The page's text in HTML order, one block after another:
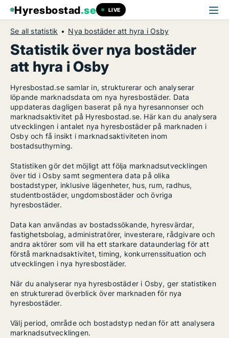
Hyresbostad.se LIVE
Se all statistik Nya bostäder att hyra i Osby
Statistik över nya bostäder
att hyra i Osby
Hyresbostad.se samlar in, strukturerar och analyserar
löpande marknadsdata om nya hyresbostäder. Data
uppdateras dagligen baserat på nya hyresannonser och
marknadsaktivitet på Hyresbostad.se. Här kan du analysera
utvecklingen i antalet nya hyresbostäder på marknaden i
Osby och få insikt i marknadsaktiviteten inom
bostadsuthyrning.
Statistiken gör det möjligt att följa marknadsutvecklingen
över tid i Osby samt segmentera data på olika
bostadstyper, inklusive lägenheter, hus, rum, radhus,
studentbostäder, ungdomsbostäder och övriga
hyresbostäder.
Data kan användas av bostadssökande, hyresvärdar,
fastighetsbolag, administratörer, investerare, rådgivare och
andra aktörer som vill ha ett starkare dataunderlag för att
förstå marknadsaktivitet, timing, konkurrenssituation och
utvecklingen i nya hyresbostäder.
När du analyserar nya hyresbostäder i Osby, ger statistiken
en strukturerad överblick över marknaden för nya
hyresbostäder.
Välj period, område och bostadstyp nedan för att analysera
marknadsutvecklingen.